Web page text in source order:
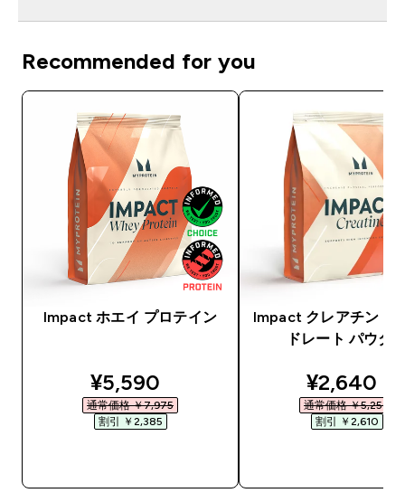
Recommended for you
Impact ホエイ プロテイン
discounted price
¥5,590‎
通常価格 ￥7,975‎
割引 ￥2,385‎
Impact クレアチン モ
ドレート パウダ
¥2,640‎
通常価格 ￥5,250‎
割引 ￥2,610‎